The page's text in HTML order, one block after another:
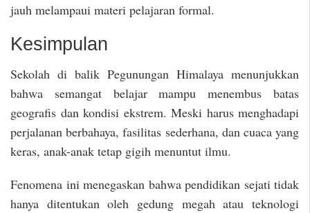
jauh melampaui materi pelajaran formal.
Kesimpulan
Sekolah di balik Pegunungan Himalaya menunjukkan
bahwa semangat belajar mampu menembus batas
geografis dan kondisi ekstrem. Meski harus menghadapi
perjalanan berbahaya, fasilitas sederhana, dan cuaca yang
keras, anak-anak tetap gigih menuntut ilmu.
Fenomena ini menegaskan bahwa pendidikan sejati tidak
hanya ditentukan oleh gedung megah atau teknologi